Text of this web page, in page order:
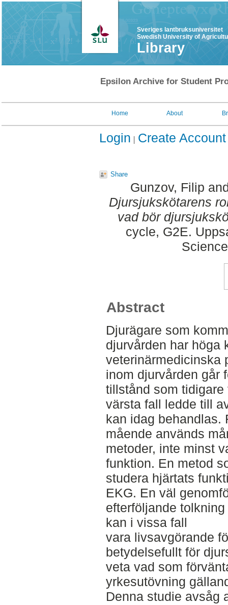
Sveriges lantbruksuniversitet
Swedish University of
Library
Epsilon Archive for Student
Home About
Login Create Account
Share
Gunzov, Filip
Djursjukskötarens
vad bör
cycle, G2E.
Abstract
Djurägare som
djurvården har höga
veterinärmedicinska
inom djurvården går
tillstånd som
värsta fall ledde till
kan idag behandlas.
mående används
metoder, inte minst
funktion. En metod
studera hjärtats
EKG. En väl
efterföljande
kan i vissa fall
vara livsavgörande
betydelsefullt för
veta vad som
yrkesutövning
Denna studie avsåg